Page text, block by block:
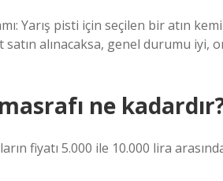
Yarış pisti için seçilen bir atın
alınacaksa, genel durumu iyi,
ne
fiyatı 5.000 ile 10.000 lira